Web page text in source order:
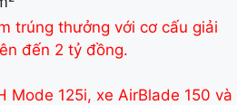
trúng thưởng với cơ cấu giải
đến 2 tỷ đồng.
Mode 125i, xe AirBlade 150 và